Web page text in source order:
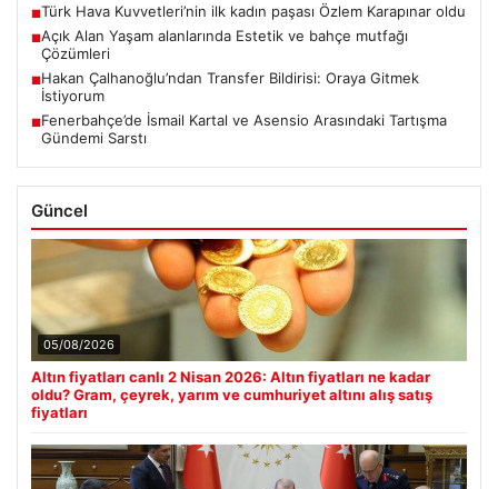
■Türk Hava Kuvvetleri’nin ilk kadın paşası Özlem Karapınar oldu
■Açık Alan Yaşam alanlarında Estetik ve bahçe mutfağı
Çözümleri
■Hakan Çalhanoğlu’ndan Transfer Bildirisi: Oraya Gitmek
İstiyorum
■Fenerbahçe’de İsmail Kartal ve Asensio Arasındaki Tartışma
Gündemi Sarstı
Güncel
05/08/2026
Altın fiyatları canlı 2 Nisan 2026: Altın fiyatları ne kadar
oldu? Gram, çeyrek, yarım ve cumhuriyet altını alış satış
fiyatları